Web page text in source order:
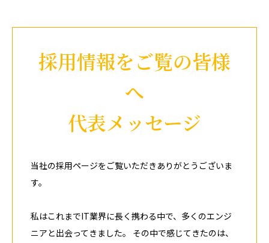
採用情報をご覧の皆様
へ
代表メッセージ
当社の採用ページをご覧いただきありがとうございま
す。
私はこれまでIT業界に長く携わる中で、多くのエンジ
ニアと出会ってきました。 その中で感じてきたのは、